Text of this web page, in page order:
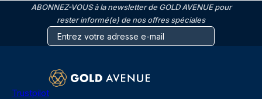
ABONNEZ-VOUS à la newsletter de GOLD AVENUE pour
rester informé(e) de nos offres spéciales
Trustpilot